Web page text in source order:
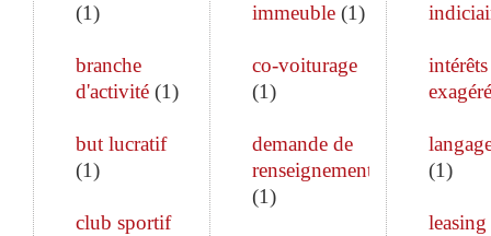
(1)
branche
d'activité (1)
but lucratif
(1)
club sportif
immeuble(1)
co-voiturage
(1)
demande de
renseignements
(1)
intérêts
(1)
leasing